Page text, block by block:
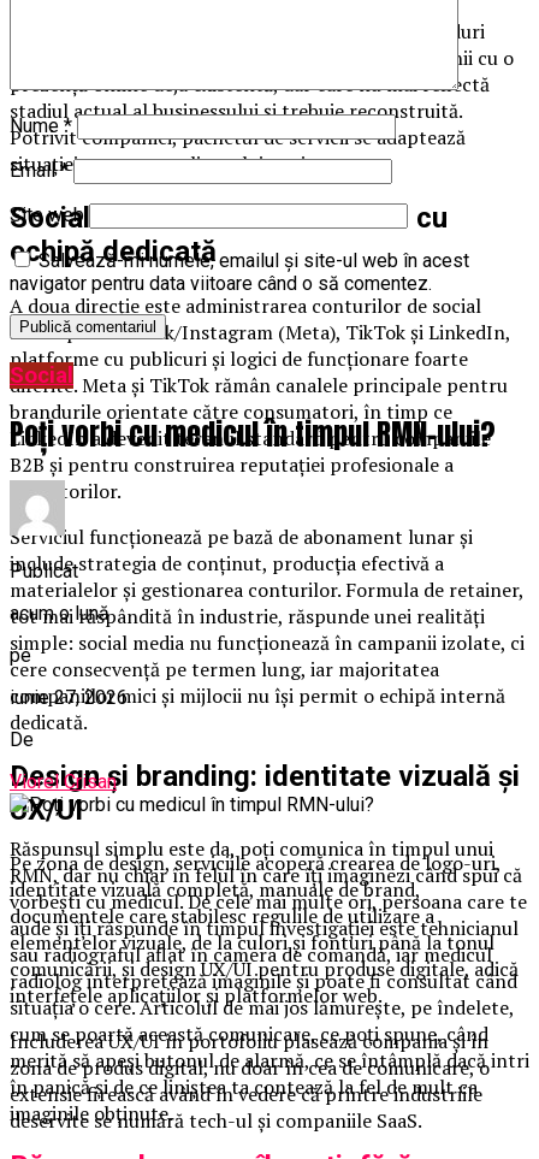
Techmark lucrează în două scenarii distincte: branduri
aflate la început, care pornesc de la zero, și companii cu o
prezență online deja existentă, dar care nu mai reflectă
stadiul actual al businessului și trebuie reconstruită.
Potrivit companiei, pachetul de servicii se adaptează
situației concrete a clientului, nu invers.
Social media: abonament lunar cu
echipă dedicată
A doua direcție este administrarea conturilor de social
media pe Facebook/Instagram (Meta), TikTok și LinkedIn,
platforme cu publicuri și logici de funcționare foarte
diferite. Meta și TikTok rămân canalele principale pentru
brandurile orientate către consumatori, în timp ce
LinkedIn a devenit terenul standard pentru companiile
B2B și pentru construirea reputației profesionale a
fondatorilor.
Serviciul funcționează pe bază de abonament lunar și
include strategia de conținut, producția efectivă a
materialelor și gestionarea conturilor. Formula de retainer,
tot mai răspândită în industrie, răspunde unei realități
simple: social media nu funcționează în campanii izolate, ci
cere consecvență pe termen lung, iar majoritatea
companiilor mici și mijlocii nu își permit o echipă internă
dedicată.
Design și branding: identitate vizuală și
UX/UI
Pe zona de design, serviciile acoperă crearea de logo-uri,
identitate vizuală completă, manuale de brand,
documentele care stabilesc regulile de utilizare a
elementelor vizuale, de la culori și fonturi până la tonul
comunicării, și design UX/UI pentru produse digitale, adică
interfețele aplicațiilor și platformelor web.
Includerea UX/UI în portofoliu plasează compania și în
zona de produs digital, nu doar în cea de comunicare, o
extensie firească având în vedere că printre industriile
deservite se numără tech-ul și companiile SaaS.
Nume*
Email*
Site web
Salvează-mi numele, emailul și site-ul web în acest
navigator pentru data viitoare când o să comentez.
Social
Poți vorbi cu medicul în timpul RMN-ului?
Publicat
acum o lună
pe
iunie 27, 2026
De
Viorel Crisan
Răspunsul simplu este da, poți comunica în timpul unui
RMN, dar nu chiar în felul în care îți imaginezi când spui că
vorbești cu medicul. De cele mai multe ori, persoana care te
aude și îți răspunde în timpul investigației este tehnicianul
sau radiograful aflat în camera de comandă, iar medicul
radiolog interpretează imaginile și poate fi consultat când
situația o cere. Articolul de mai jos lămurește, pe îndelete,
cum se poartă această comunicare, ce poți spune, când
merită să apeși butonul de alarmă, ce se întâmplă dacă intri
în panică și de ce liniștea ta contează la fel de mult ca
imaginile obținute.